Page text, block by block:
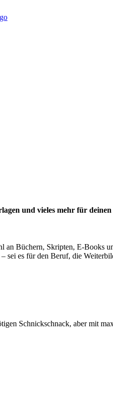
und vieles mehr für
an Büchern, Skripten, E-
sei es für den Beruf, die
Schnickschnack, aber mit